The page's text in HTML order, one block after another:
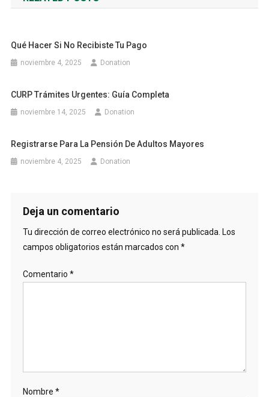
entradas
Qué Hacer Si No Recibiste Tu Pago
noviembre 4, 2025 Donation
CURP Trámites Urgentes: Guía Completa
noviembre 14, 2025 Donation
Registrarse Para La Pensión De Adultos Mayores
noviembre 4, 2025 Donation
Deja un comentario
Tu dirección de correo electrónico no será publicada. Los
campos obligatorios están marcados con *
Comentario *
Nombre *